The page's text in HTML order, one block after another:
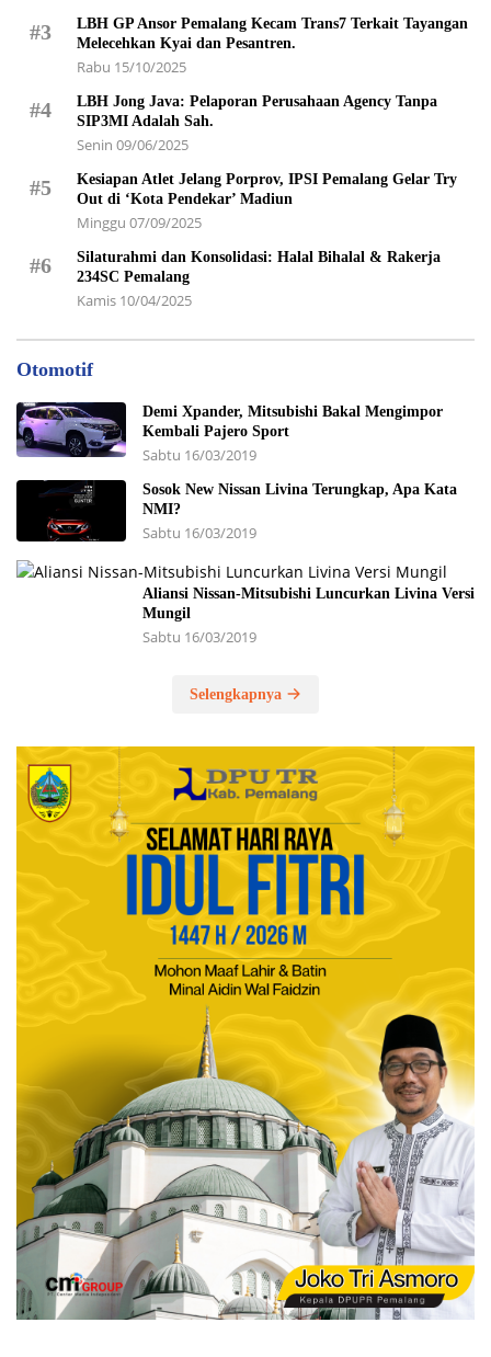
#3
LBH GP Ansor Pemalang Kecam Trans7 Terkait Tayangan
Melecehkan Kyai dan Pesantren.
Rabu 15/10/2025
#4
LBH Jong Java: Pelaporan Perusahaan Agency Tanpa
SIP3MI Adalah Sah.
Senin 09/06/2025
#5
Kesiapan Atlet Jelang Porprov, IPSI Pemalang Gelar Try
Out di ‘Kota Pendekar’ Madiun
Minggu 07/09/2025
#6
Silaturahmi dan Konsolidasi: Halal Bihalal & Rakerja
234SC Pemalang
Kamis 10/04/2025
Otomotif
Demi Xpander, Mitsubishi Bakal Mengimpor
Kembali Pajero Sport
Sabtu 16/03/2019
Sosok New Nissan Livina Terungkap, Apa Kata
NMI?
Sabtu 16/03/2019
Aliansi Nissan-Mitsubishi Luncurkan Livina Versi
Mungil
Sabtu 16/03/2019
Selengkapnya